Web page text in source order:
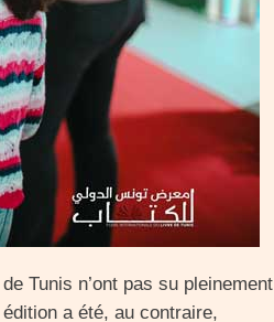
Tunis n’ont pas su pleinement
a été, au contraire,